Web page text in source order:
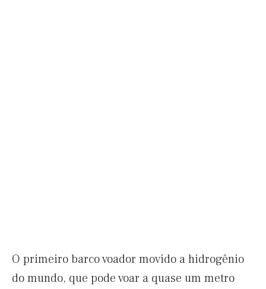
O primeiro barco voador movido a hidrogênio
do mundo, que pode voar a quase um metro